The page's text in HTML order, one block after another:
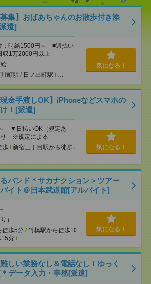
募集】おばあちゃんのお散歩付き添
遣]
：時給1500円～ ■週払い
1万2000円以上
町駅 / 日ノ出町駅 / …
気になる！
現金手渡しOK】iPhoneなどスマホの
！[派遣]
▼日払いOK（規定あ
り ※規定による
歩 / 新宿三丁目駅から徒歩 /
…
気になる！
バンド＊サカナクション＞ツアー
イト＠日本武道館[アルバイト]
）
徒歩5分 / 竹橋駅から徒歩10
15分 / …
気になる！
難しい業務なし＆電話なし！ゆっく
データ入力・事務[派遣]